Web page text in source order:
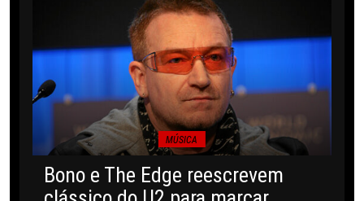
MÚSICA
Bono e The Edge reescrevem